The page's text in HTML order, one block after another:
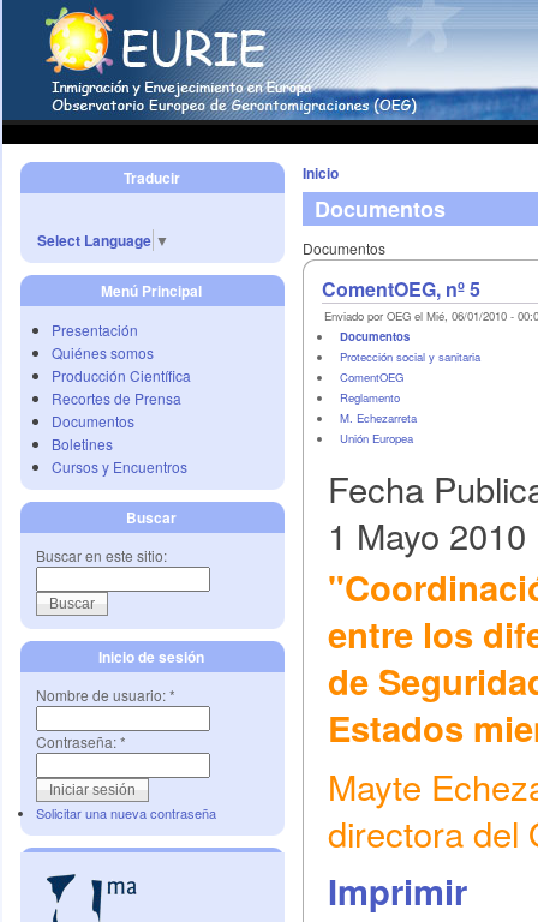
Traducir
Select Language ▼
Menú Principal
Presentación
Quiénes somos
Producción Científica
Recortes de Prensa
Documentos
Boletines
Cursos y Encuentros
Buscar
Buscar en este sitio:
Inicio de sesión
Nombre de usuario:*
Contraseña:*
Solicitar una nueva contraseña
Inicio
Documentos
Documentos
ComentOEG, nº 5
Enviado por OEG el Mié, 06/01/2010 -
Documentos
Protección social y sanitaria
ComentOEG
Reglamento
M. Echezarreta
Unión Europea
Fecha
1 Mayo 2010
entre los
de
Estados
Mayte
directora del
Imprimir